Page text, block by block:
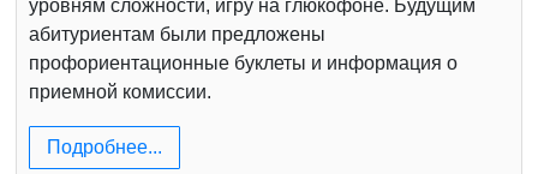
уровням сложности, игру на глюкофоне. Будущим
абитуриентам были предложены
профориентационные буклеты и информация о
приемной комиссии.
Подробнее...